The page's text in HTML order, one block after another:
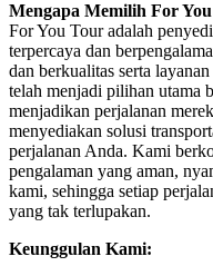
Mengapa Memilih For
For You Tour adalah
terpercaya dan
dan berkualitas serta
telah menjadi pilihan utama
menjadikan perjalanan
menyediakan solusi
perjalanan Anda. Kami
pengalaman yang aman,
kami, sehingga setiap
yang tak terlupakan.
Keunggulan Kami: